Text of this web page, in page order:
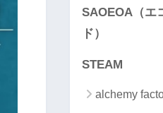
SAOEOA（エ
ド）
STEAM
alchemy